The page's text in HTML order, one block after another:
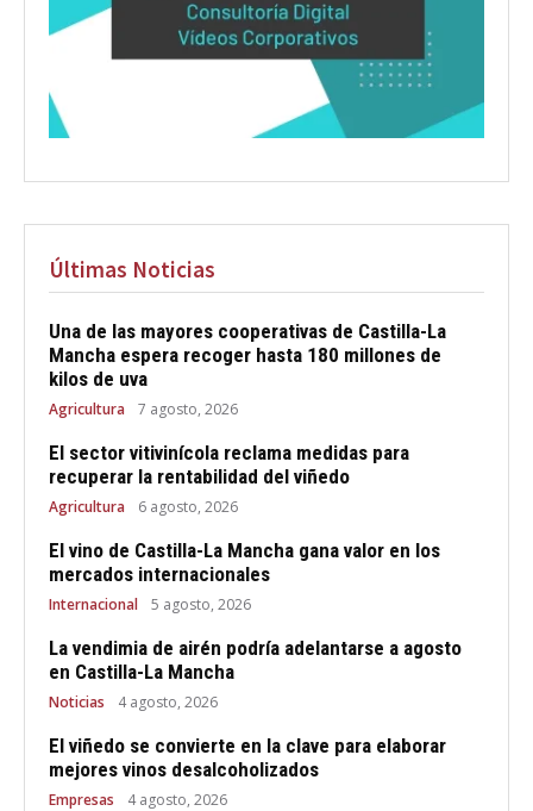
Últimas Noticias
Una de las mayores cooperativas de Castilla-La
Mancha espera recoger hasta 180 millones de
kilos de uva
Agricultura 7 agosto, 2026
El sector vitivinícola reclama medidas para
recuperar la rentabilidad del viñedo
Agricultura 6 agosto, 2026
El vino de Castilla-La Mancha gana valor en los
mercados internacionales
Internacional 5 agosto, 2026
La vendimia de airén podría adelantarse a agosto
en Castilla-La Mancha
Noticias 4 agosto, 2026
El viñedo se convierte en la clave para elaborar
mejores vinos desalcoholizados
Empresas 4 agosto, 2026